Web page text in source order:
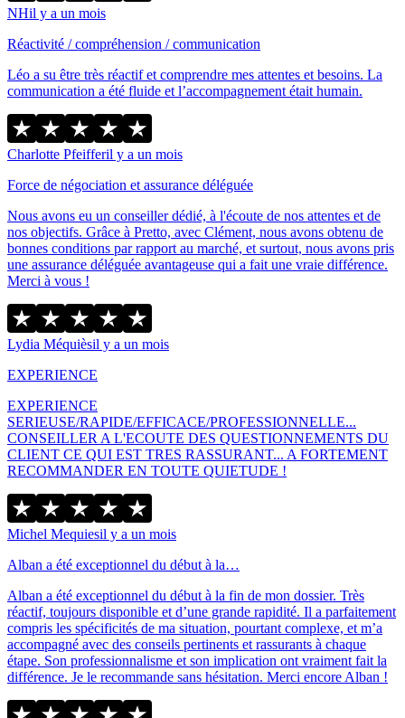
NHil y a un mois
Réactivité / compréhension / communication
Léo a su être très réactif et comprendre mes attentes et besoins. La
communication a été fluide et l’accompagnement était humain.
Charlotte Pfeifferil y a un mois
Force de négociation et assurance déléguée
Nous avons eu un conseiller dédié, à l'écoute de nos attentes et de
nos objectifs. Grâce à Pretto, avec Clément, nous avons obtenu de
bonnes conditions par rapport au marché, et surtout, nous avons pris
une assurance déléguée avantageuse qui a fait une vraie différence.
Merci à vous !
Lydia Méquièsil y a un mois
EXPERIENCE
EXPERIENCE
SERIEUSE/RAPIDE/EFFICACE/PROFESSIONNELLE...
CONSEILLER A L'ECOUTE DES QUESTIONNEMENTS DU
CLIENT CE QUI EST TRES RASSURANT... A FORTEMENT
RECOMMANDER EN TOUTE QUIETUDE !
Michel Mequiesil y a un mois
Alban a été exceptionnel du début à la…
Alban a été exceptionnel du début à la fin de mon dossier. Très
réactif, toujours disponible et d’une grande rapidité. Il a parfaitement
compris les spécificités de ma situation, pourtant complexe, et m’a
accompagné avec des conseils pertinents et rassurants à chaque
étape. Son professionnalisme et son implication ont vraiment fait la
différence. Je le recommande sans hésitation. Merci encore Alban !